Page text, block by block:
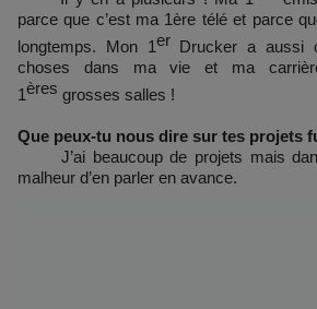
parce que c’est ma 1ère télé et parce
longtemps. Mon 1er Drucker a aussi
choses dans ma vie et ma
1ères grosses salles !
Que peux-tu nous dire sur tes projets
J’ai beaucoup de projets mais
malheur d’en parler en avance.